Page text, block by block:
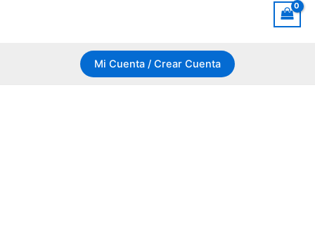
Mi Cuenta / Crear Cuenta